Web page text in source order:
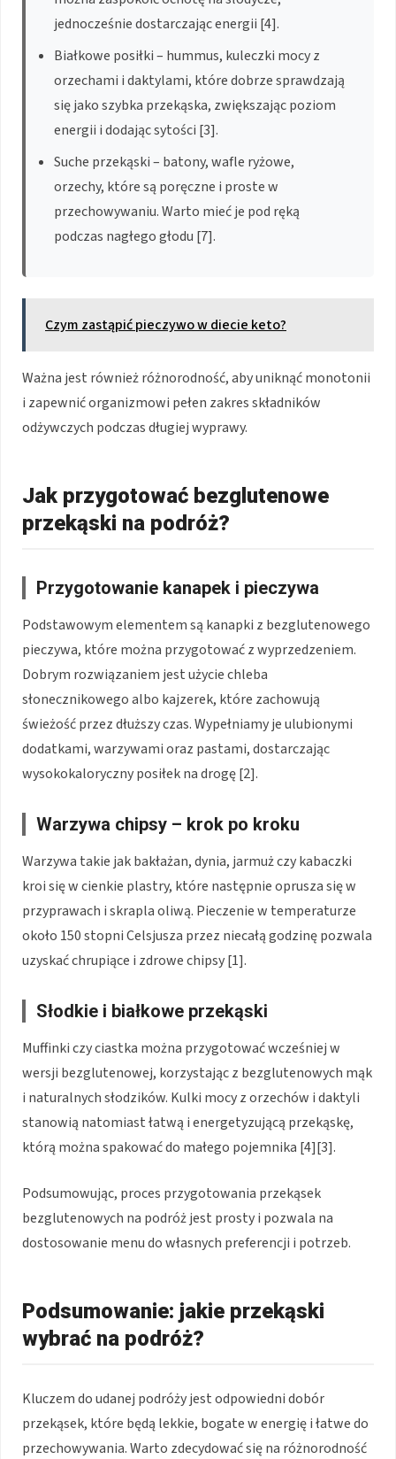
jednocześnie dostarczając energii [4].
Białkowe posiłki – hummus, kuleczki mocy z
orzechami i daktylami, które dobrze sprawdzają
się jako szybka przekąska, zwiększając poziom
energii i dodając sytości [3].
Suche przekąski – batony, wafle ryżowe,
orzechy, które są poręczne i proste w
przechowywaniu. Warto mieć je pod ręką
podczas nagłego głodu [7].
Czym zastąpić pieczywo w diecie keto?
Ważna jest również różnorodność, aby uniknąć monotonii
i zapewnić organizmowi pełen zakres składników
odżywczych podczas długiej wyprawy.
Jak przygotować bezglutenowe
przekąski na podróż?
Przygotowanie kanapek i pieczywa
Podstawowym elementem są kanapki z bezglutenowego
pieczywa, które można przygotować z wyprzedzeniem.
Dobrym rozwiązaniem jest użycie chleba
słonecznikowego albo kajzerek, które zachowują
świeżość przez dłuższy czas. Wypełniamy je ulubionymi
dodatkami, warzywami oraz pastami, dostarczając
wysokokaloryczny posiłek na drogę [2].
Warzywa chipsy – krok po kroku
Warzywa takie jak bakłażan, dynia, jarmuż czy kabaczki
kroi się w cienkie plastry, które następnie oprusza się w
przyprawach i skrapla oliwą. Pieczenie w temperaturze
około 150 stopni Celsjusza przez niecałą godzinę pozwala
uzyskać chrupiące i zdrowe chipsy [1].
Słodkie i białkowe przekąski
Muffinki czy ciastka można przygotować wcześniej w
wersji bezglutenowej, korzystając z bezglutenowych mąk
i naturalnych słodzików. Kulki mocy z orzechów i daktyli
stanowią natomiast łatwą i energetyzującą przekąskę,
którą można spakować do małego pojemnika [4][3].
Podsumowując, proces przygotowania przekąsek
bezglutenowych na podróż jest prosty i pozwala na
dostosowanie menu do własnych preferencji i potrzeb.
Podsumowanie: jakie przekąski
wybrać na podróż?
Kluczem do udanej podróży jest odpowiedni dobór
przekąsek, które będą lekkie, bogate w energię i łatwe do
przechowywania. Warto zdecydować się na różnorodność